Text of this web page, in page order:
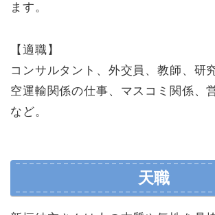
ます。
【適職】
コンサルタント、外交員、教師、研
空運輸関係の仕事、マスコミ関係、
など。
天職